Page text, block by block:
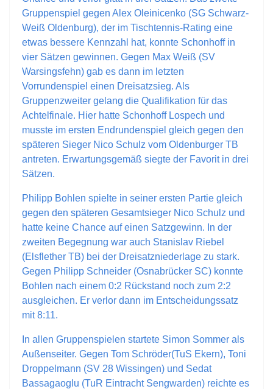
Gruppenspiel gegen Alex Oleinicenko (SG Schwarz-
Weiß Oldenburg), der im Tischtennis-Rating eine
etwas bessere Kennzahl hat, konnte Schonhoff in
vier Sätzen gewinnen. Gegen Max Weiß (SV
Warsingsfehn) gab es dann im letzten
Vorrundenspiel einen Dreisatzsieg. Als
Gruppenzweiter gelang die Qualifikation für das
Achtelfinale. Hier hatte Schonhoff Lospech und
musste im ersten Endrundenspiel gleich gegen den
späteren Sieger Nico Schulz vom Oldenburger TB
antreten. Erwartungsgemäß siegte der Favorit in drei
Sätzen.
Philipp Bohlen spielte in seiner ersten Partie gleich
gegen den späteren Gesamtsieger Nico Schulz und
hatte keine Chance auf einen Satzgewinn. In der
zweiten Begegnung war auch Stanislav Riebel
(Elsflether TB) bei der Dreisatzniederlage zu stark.
Gegen Philipp Schneider (Osnabrücker SC) konnte
Bohlen nach einem 0:2 Rückstand noch zum 2:2
ausgleichen. Er verlor dann im Entscheidungssatz
mit 8:11.
In allen Gruppenspielen startete Simon Sommer als
Außenseiter. Gegen Tom Schröder(TuS Ekern), Toni
Droppelmann (SV 28 Wissingen) und Sedat
Bassagaoglu (TuR Eintracht Sengwarden) reichte es